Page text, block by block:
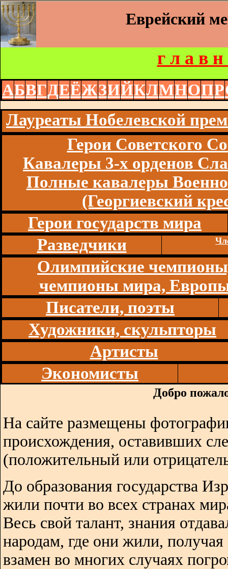
Еврейский
г л а в н
АБВГДЕЁЖЗИЙКЛМНОПР
Лауреаты Нобелевской
Герои Советского
Кавалеры 3-х орденов
Полные кавалеры
(Георгиевский
Герои государств мира
Разведчики
Олимпийские
чемпионы мира,
Писатели, поэты
Художники, скульпторы
Артисты
Экономисты
Добро
На сайте размещены
происхождения, оставивших
(положительный или
До образования государства
жили почти во всех странах
Весь свой талант, знания
народам, где они жили, получая
взамен во многих случаях